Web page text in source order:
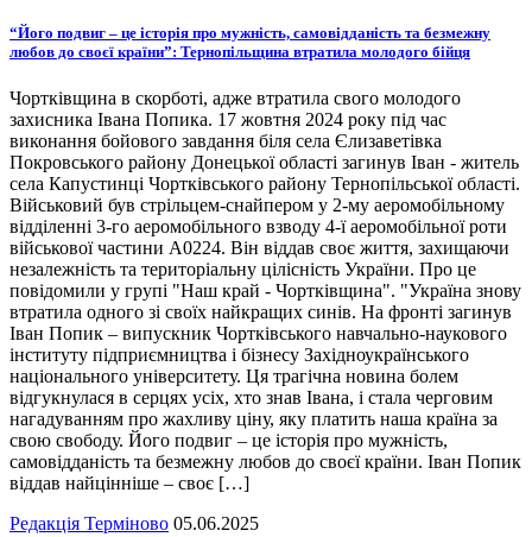
“Його подвиг – це історія про мужність, самовідданість та безмежну
любов до своєї країни”: Тернопільщина втратила молодого бійця
Чортківщина в скорботі, адже втратила свого молодого
захисника Івана Попика. 17 жовтня 2024 року під час
виконання бойового завдання біля села Єлизаветівка
Покровського району Донецької області загинув Іван - житель
села Капустинці Чортківського району Тернопільської області.
Військовий був стрільцем-снайпером у 2-му аеромобільному
відділенні 3-го аеромобільного взводу 4-ї аеромобільної роти
військової частини А0224. Він віддав своє життя, захищаючи
незалежність та територіальну цілісність України. Про це
повідомили у групі "Наш край - Чортківщина". "Україна знову
втратила одного зі своїх найкращих синів. На фронті загинув
Іван Попик – випускник Чортківського навчально-наукового
інституту підприємництва і бізнесу Західноукраїнського
національного університету. Ця трагічна новина болем
відгукнулася в серцях усіх, хто знав Івана, і стала черговим
нагадуванням про жахливу ціну, яку платить наша країна за
свою свободу. Його подвиг – це історія про мужність,
самовідданість та безмежну любов до своєї країни. Іван Попик
віддав найцінніше – своє […]
Редакція Терміново 05.06.2025